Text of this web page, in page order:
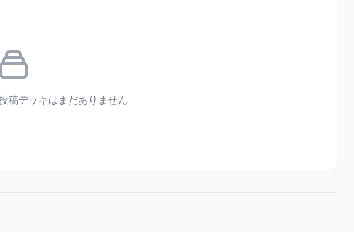
稿デッキはまだありません